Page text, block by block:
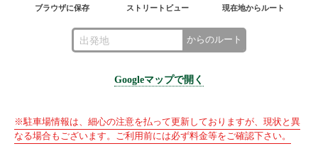
ブラウザに保存 ストリートビュー 現在地からルート
からのルート
Googleマップで開く
※駐車場情報は、細心の注意を払って更新しておりますが、現状と異
なる場合もございます。ご利用前には必ず料金等をご確認下さい。